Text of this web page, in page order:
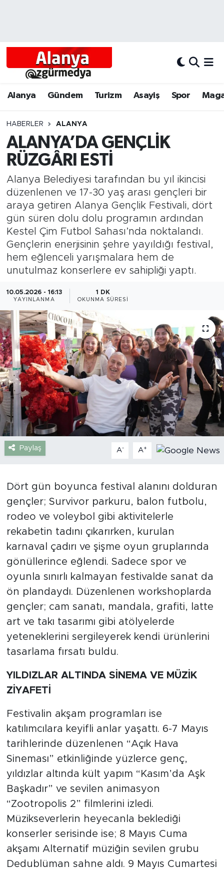
Alanya Gündem Turizm Asayiş Spor
HABERLER ALANYA
ALANYA’DA GENÇLİK
RÜZGÂRI ESTİ
Alanya Belediyesi tarafından bu yıl ikincisi
düzenlenen ve 17-30 yaş arası gençleri bir
araya getiren Alanya Gençlik Festivali, dört
gün süren dolu dolu programın ardından
Kestel Çim Futbol Sahası’nda noktalandı.
Gençlerin enerjisinin şehre yayıldığı festival,
hem eğlenceli yarışmalara hem de
unutulmaz konserlere ev sahipliği yaptı.
10.05.2026 - 16:13
YAYINLANMA
1 DK
OKUNMA SÜRESI
Paylaş A- A+
Dört gün boyunca festival alanını dolduran
gençler; Survivor parkuru, balon futbolu,
rodeo ve voleybol gibi aktivitelerle
rekabetin tadını çıkarırken, kurulan
karnaval çadırı ve şişme oyun gruplarında
gönüllerince eğlendi. Sadece spor ve
oyunla sınırlı kalmayan festivalde sanat da
ön plandaydı. Düzenlenen workshoplarda
gençler; cam sanatı, mandala, grafiti, latte
art ve takı tasarımı gibi atölyelerde
yeteneklerini sergileyerek kendi ürünlerini
tasarlama fırsatı buldu.
​YILDIZLAR ALTINDA SİNEMA VE MÜZİK
ZİYAFETİ
​Festivalin akşam programları ise
katılımcılara keyifli anlar yaşattı. 6-7 Mayıs
tarihlerinde düzenlenen “Açık Hava
Sineması” etkinliğinde yüzlerce genç,
yıldızlar altında kült yapım “Kasım’da Aşk
Başkadır” ve sevilen animasyon
“Zootropolis 2” filmlerini izledi.
Müzikseverlerin heyecanla beklediği
konserler serisinde ise; 8 Mayıs Cuma
akşamı Alternatif müziğin sevilen grubu
Dedublüman sahne aldı. ​9 Mayıs Cumartesi
Alanyum
Bölgesel
Dünya
Eğitim
Ekonomi
Gazipaşa
Güncel
Gündem
İnşaat-Emlak
Kültür-Sanat
Sağlık
Siyaset
Spor
Turizm
Yaşam
Yerel
Alanya Hava Durumu
Tüm Manşetler
Son Dakika Haberleri
Haber Arşivi